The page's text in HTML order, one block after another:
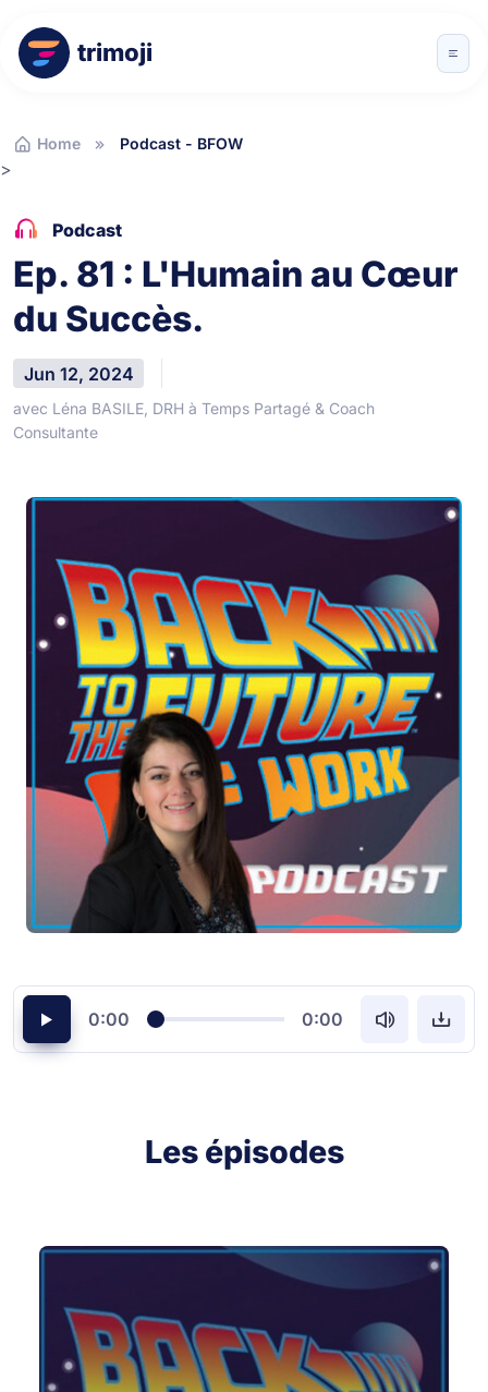
trimoji
Home Podcast - BFOW
>
Podcast
Ep. 81 : L'Humain au Cœur
du Succès.
Jun 12, 2024
avec Léna BASILE, DRH à Temps Partagé & Coach
Consultante
0:00 0:00
Les épisodes